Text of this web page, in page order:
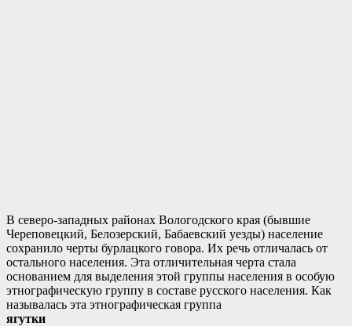
В северо-западных районах Вологодского края (бывшие
Череповецкий, Белозерский, Бабаевский уезды) население
сохранило черты бурлацкого говора. Их речь отличалась от
остального населения. Эта отличительная черта стала
основанием для выделения этой группы населения в особую
этнографическую группу в составе русского населения. Как
называлась эта этнографическая группа
ягутки